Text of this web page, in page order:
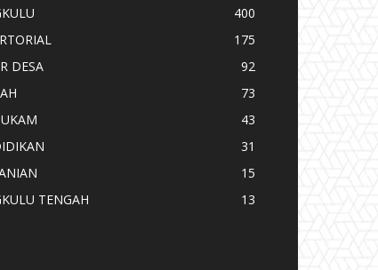
400
175
DESA
92
73
43
31
15
TENGAH
13